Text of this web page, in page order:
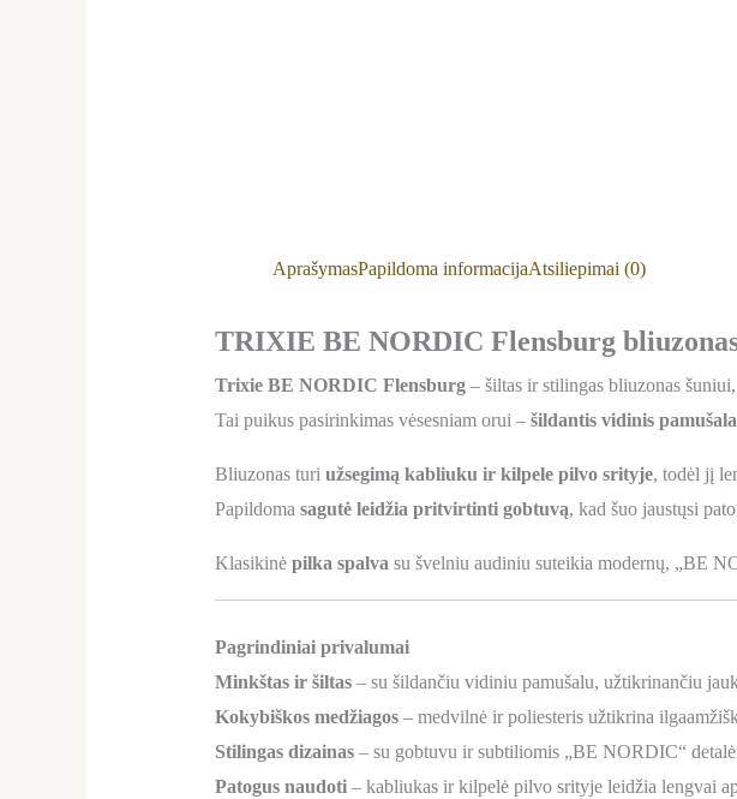
AprašymasPapildoma informacijaAtsiliepimai (0)
TRIXIE BE NORDIC Flensburg
Trixie BE NORDIC Flensburg– šiltas ir stilingas bliuzonas
Tai puikus pasirinkimas vėsesniam orui – šildantis vidinis
Bliuzonas turi užsegimą kabliuku ir kilpele pilvo srityje, todėl jį
Papildoma sagutė leidžia pritvirtinti gobtuvą, kad šuo jaustųsi
Klasikinė pilka spalva su švelniu audiniu suteikia modernų, „BE
Pagrindiniai privalumai
Minkštas ir šiltas– su šildančiu vidiniu pamušalu, užtikrinančiu
Kokybiškos medžiagos– medvilnė ir poliesteris užtikrina
Stilingas dizainas– su gobtuvu ir subtiliomis „BE NORDIC“
Patogus naudoti– kabliukas ir kilpelė pilvo srityje leidžia lengvai